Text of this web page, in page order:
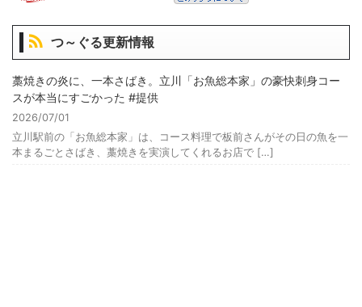
つ～ぐる更新情報
藁焼きの炎に、一本さばき。立川「お魚総本家」の豪快刺身コー
スが本当にすごかった #提供
2026/07/01
立川駅前の「お魚総本家」は、コース料理で板前さんがその日の魚を一
本まるごとさばき、藁焼きを実演してくれるお店で […]